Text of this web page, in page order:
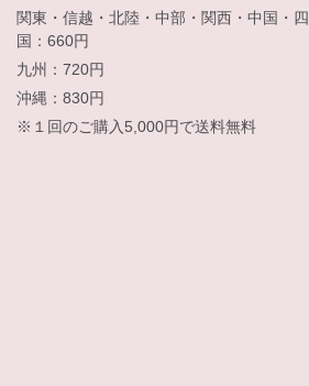
関東・信越・北陸・中部・関西・中国・四
国：660円
九州：720円
沖縄：830円
※１回のご購入5,000円で送料無料